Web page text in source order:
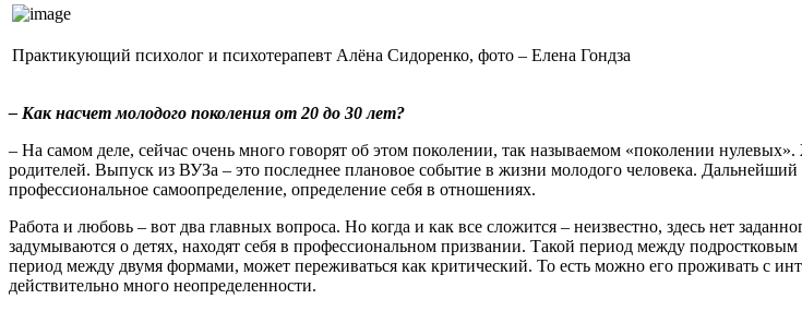
Практикующий психолог и психотерапевт Алёна Сидоренко, фото – Елена Гондза
– Как насчет молодого поколения от 20 до 30 лет?
– На самом деле, сейчас очень много говорят об этом поколении, так называемом «поколении
родителей. Выпуск из ВУЗа – это последнее плановое событие в жизни молодого человека.
профессиональное самоопределение, определение себя в отношениях.
Работа и любовь – вот два главных вопроса. Но когда и как все сложится – неизвестно, здесь нет
задумываются о детях, находят себя в профессиональном призвании. Такой период между
период между двумя формами, может переживаться как критический. То есть можно его проживать с
действительно много неопределенности.